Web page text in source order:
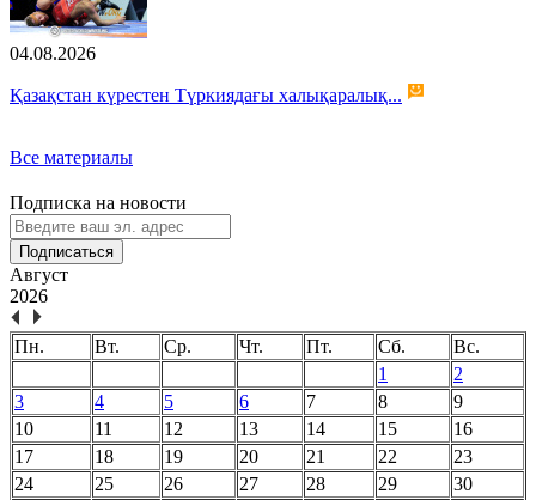
04.08.2026
Қазақстан күрестен Түркиядағы халықаралық...
Все материалы
Подписка на новости
Подписаться
Август
2026
Пн. Вт. Ср. Чт. Пт. Сб.
Вс.
1
2
3
4 5 6 7 8
9
10
11 12 13 14 15
16
17
18 19 20 21 22
23
24
25 26 27 28 29
30